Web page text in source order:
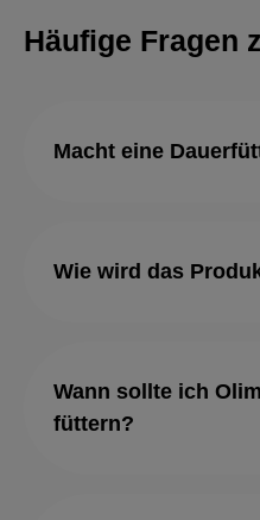
Häufige Fragen
Macht eine
Wie wird das
Wann sollte ich
füttern?